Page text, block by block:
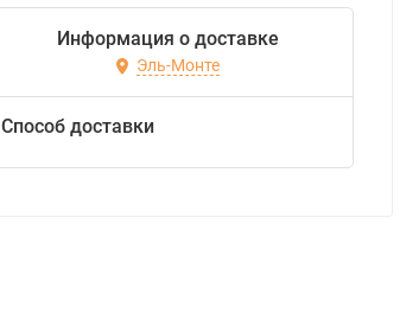
Информация о доставке
Эль-Монте
Способ доставки